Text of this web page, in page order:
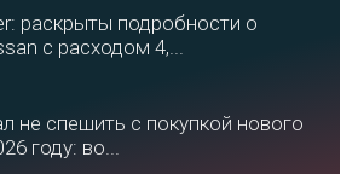
раскрыты подробности о
с расходом 4,...
не спешить с покупкой нового
году: во...